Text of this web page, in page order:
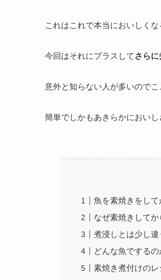
これはこれで本当においしく
今回はそれにプラスして さら
意外と知らない人が多いのでこ
簡単でしかもあきらかにおい
魚を素焼きをして
なぜ素焼きして
煮浸しとは少し違
どんな魚でする
素焼き煮付けのレ